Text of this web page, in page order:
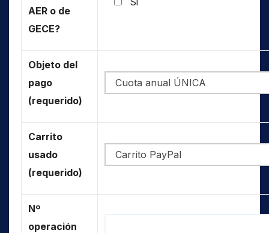
AER o de
GECE?
Objeto del
pago
(requerido)
Carrito
usado
(requerido)
Nº
operación